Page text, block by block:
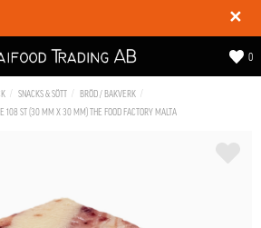
✕
0
SNACKS & SÖTT
BRÖD / BAKVERK
108 ST (30 MM X 30 MM) THE FOOD FACTORY MALTA